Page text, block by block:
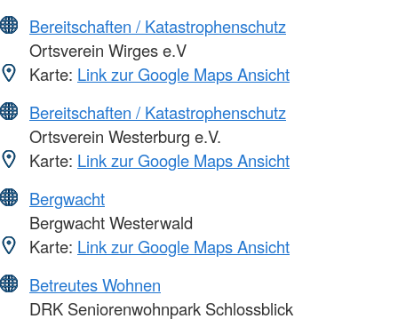
Bereitschaften / Katastrophenschutz
Ortsverein Wirges e.V
Karte: Link zur Google Maps Ansicht
Bereitschaften / Katastrophenschutz
Ortsverein Westerburg e.V.
Karte: Link zur Google Maps Ansicht
Bergwacht
Bergwacht Westerwald
Karte: Link zur Google Maps Ansicht
Betreutes Wohnen
DRK Seniorenwohnpark Schlossblick